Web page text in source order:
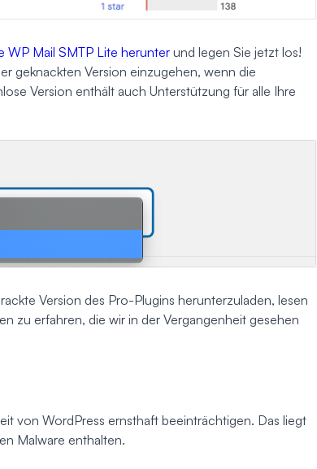
WP Mail SMTP Lite herunter und legen Sie jetzt los!
geknackten Version einzugehen, wenn die
Version enthält auch Unterstützung für alle Ihre
Version des Pro-Plugins herunterzuladen, lesen
zu erfahren, die wir in der Vergangenheit gesehen
von WordPress ernsthaft beeinträchtigen. Das liegt
Malware enthalten.